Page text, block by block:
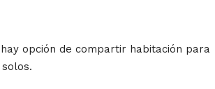
opción de compartir habitación para